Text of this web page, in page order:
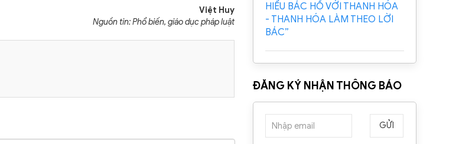
Việt Huy
Nguồn tin: Phổ biến, giáo dục pháp luật
HIỂU BÁC HỒ VỚI THANH HÓA
- THANH HÓA LÀM THEO LỜI
BÁC”
ĐĂNG KÝ NHẬN THÔNG BÁO
GỬI